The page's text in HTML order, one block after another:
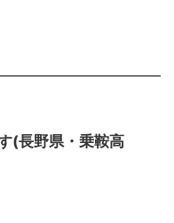
(長野県・乗鞍高